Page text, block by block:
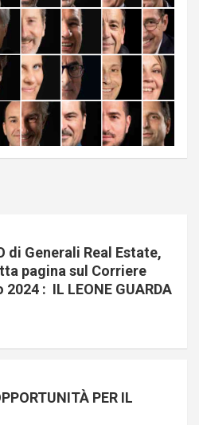
di Generali Real Estate,
pagina sul Corriere
: IL LEONE GUARDA
PER IL